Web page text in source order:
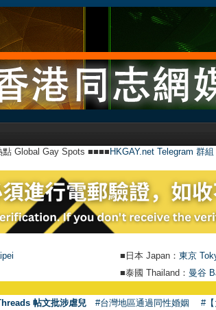
點 Global Gay Spots ■■■■ HKGAY.net Telegram 群組
■日本 Japan： 東京
■泰國 Thailand： 曼谷
帖文批涉虐兒 #台灣地區通過同性婚姻 #